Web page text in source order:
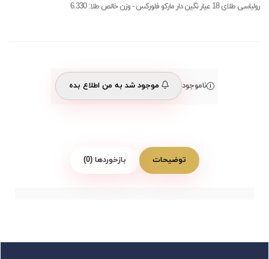
رولباسی طلای 18 عیار نگین دار مارکو فلورکس - وزن خالص طلا: 6.330
ناموجود موجود شد به من اطلاع بده
توضیحات بازخوردها (0)